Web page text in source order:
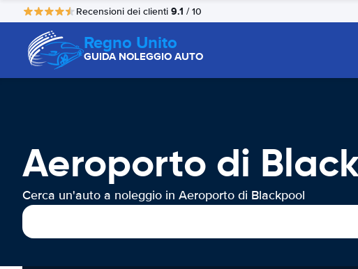
Recensioni dei clienti 9.1 / 10
Regno Unito
GUIDA NOLEGGIO AUTO
Aeroporto di
Cerca un'auto a noleggio in Aeroporto di Blackpool